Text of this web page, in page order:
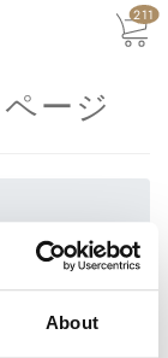
About
211
ージ
い。